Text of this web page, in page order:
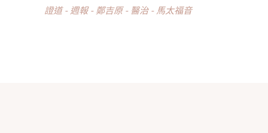
證道
週報 鄭吉原 醫治 馬太福音